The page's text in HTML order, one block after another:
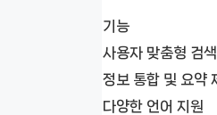
기능
사용자 맞춤형 검
정보 통합 및 요약
다양한 언어 지원